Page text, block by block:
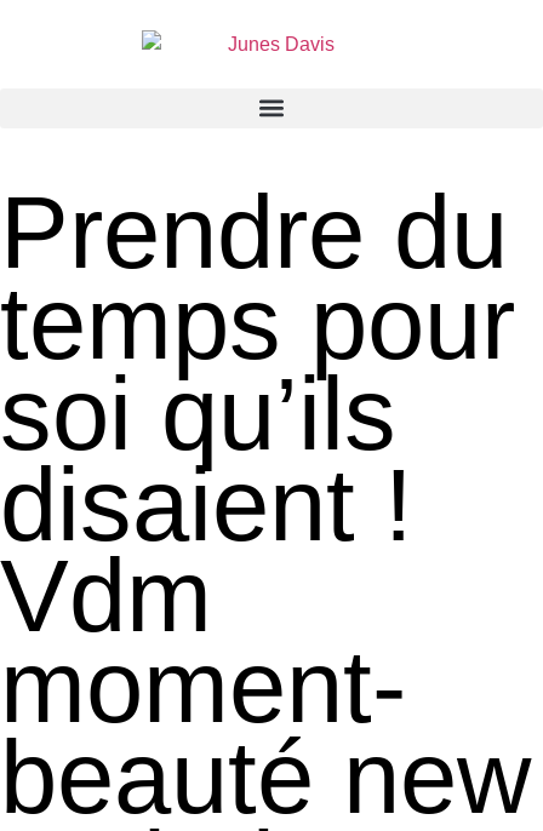
Prendre du
temps pour
soi qu’ils
disaient !
Vdm
moment-
beauté new